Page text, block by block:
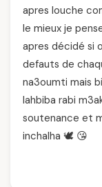
apres louche
le mieux je
apres décidé si
defauts de
na3oumti mais
lahbiba rabi
soutenance et
inchalha 🕊️ 😘